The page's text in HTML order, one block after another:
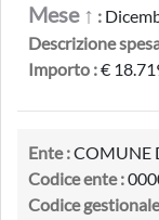
Mese ↑ :
Descrizione
Importo :€
Ente :COMUNE
Codice ente :
Codice